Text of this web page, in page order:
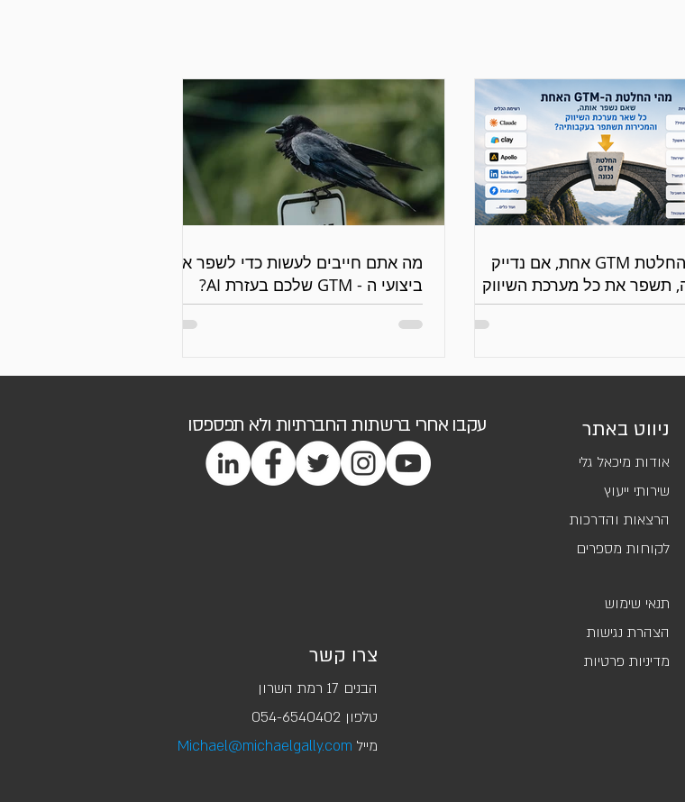
איזו החלטת GTM אחת, אם נדייק
תשפר את כל מערכת השיווק
מה אתם חייבים לעשות כדי לשפר את
ביצועי ה - GTM שלכם בעזרת AI?
עקבו אחרי ברשתות החברתיות ולא תפספסו
צרו קשר
הבנים 17 רמת השרון
טלפון ‭054-6540402‬
מייל Michael@michaelgally.com
ניווט באתר
אודות מיכאל גלי
שירותי ייעוץ
הרצאות והדרכות
לקוחות מספרים
תנאי שימוש
הצהרת נגישות
מדיניות פרטיות